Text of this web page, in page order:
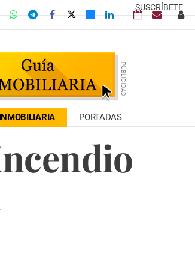
SUSCRÍBETE
PORTADAS